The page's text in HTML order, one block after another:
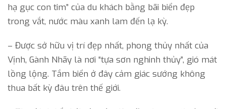
hạ gục con tim” của du khách bằng bãi biển đẹp
trong vắt, nước màu xanh lam đến lạ kỳ.
– Được sở hữu vị trí đẹp nhất, phong thủy nhất của
Vịnh, Gành Nhãy là nơi “tựa sơn nghinh thủy”, gió mát
lồng lộng. Tắm biển ở đây cảm giác sướng không
thua bất kỳ đâu trên thế giới.